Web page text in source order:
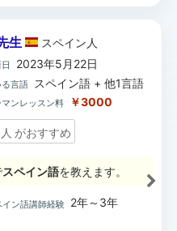
生 スペイン 人
2023年5月22日
言語 スペイン語 + 他1言語
ンレッスン料 ￥3000
人 がおすすめ
スペイン語を教えます。
イン語講師経験
2年～3年